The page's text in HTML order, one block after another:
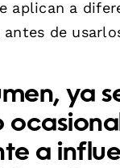
aplican a
de
ya
a